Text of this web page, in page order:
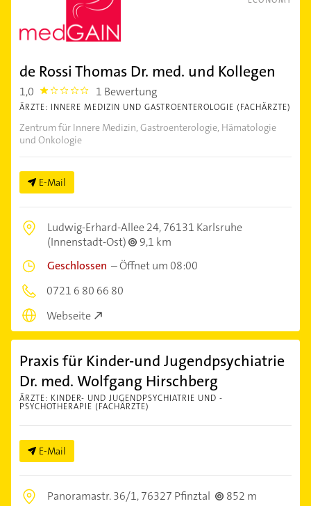
de Rossi Thomas Dr. med. und Kollegen
1,0 1.0 1 Bewertung
ÄRZTE: INNERE MEDIZIN UND GASTROENTEROLOGIE (FACHÄRZTE)
Zentrum für Innere Medizin, Gastroenterologie, Hämatologie
und Onkologie
E-Mail
Ludwig-Erhard-Allee 24,76131 Karlsruhe
(Innenstadt-Ost)
9,1 km
Geschlossen –Öffnet um 08:00
0721 6 80 66 80
Webseite
Praxis für Kinder-und Jugendpsychiatrie
Dr. med. Wolfgang Hirschberg
ÄRZTE: KINDER- UND JUGENDPSYCHIATRIE UND -
PSYCHOTHERAPIE (FACHÄRZTE)
E-Mail
Panoramastr. 36/1,76327 Pfinztal 852 m